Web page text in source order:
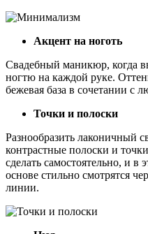
Акцент на ноготь
Свадебный маникюр, когда
ногтю на каждой руке.
бежевая база в сочетании с
Точки и полоски
Разнообразить лаконичный
контрастные полоски и
сделать самостоятельно, и в
основе стильно смотрятся
линии.